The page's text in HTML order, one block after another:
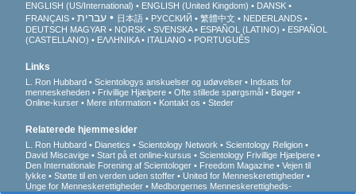
ENGLISH (US/International) ENGLISH (United Kingdom)
DANSK
FRANÇAIS
עברית 日本語 РУССКИЙ 繁體中文
NEDERLANDS
DEUTSCH MAGYAR NORSK SVENSKA ESPAÑOL (LATINO)
ESPAÑOL
(CASTELLANO)
ΕΛΛΗΝΙΚA ITALIANO PORTUGUÊS
Links
L. Ron Hubbard Scientologys anskuelser og udøvelser
Indsats for
menneskeheden
Frivillige Hjælpere Ofte stillede spørgsmål
Bøger
Online-kurser
Mere information Kontakt os Steder
Relaterede hjemmesider
L. Ron Hubbard Dianetics Scientology Network
Scientology Religion
David Miscavige
Start på et online-kursus
Scientology Frivillige Hjælpere
Den Internationale Forening af Scientologer
Freedom Magazine
Vejen til
lykke Støtte til en verden uden stoffer
United for Menneskerettigheder
Unge for Menneskerettigheder
Medborgernes Menneskerettigheds­